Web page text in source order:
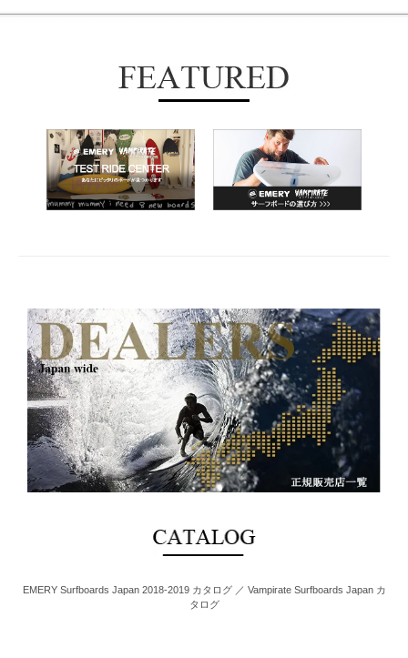
EMERY Surfboards Japan 2018-2019 カタログ ／ Vampirate Surfboards Japan カ
タログ